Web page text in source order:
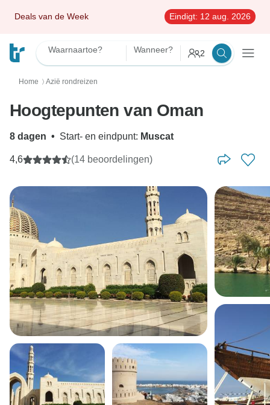
Deals van de Week Eindigt: 12 aug. 2026
Waarnaartoe? Wanneer? 2
Home 〉 Azië rondreizen
Hoogtepunten van Oman
8 dagen • Start- en eindpunt: Muscat
4,6 (14 beoordelingen)